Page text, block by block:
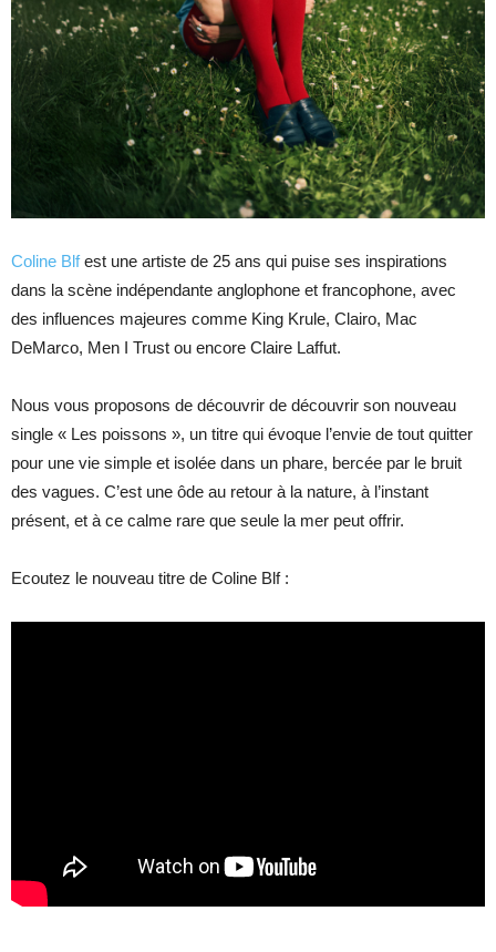
Coline Blfest une artiste de 25 ans qui puise ses inspirations
dans la scène indépendante anglophone et francophone, avec
des influences majeures comme King Krule, Clairo, Mac
DeMarco, Men I Trust ou encore Claire Laffut.
Nous vous proposons de découvrir de découvrir son nouveau
single « Les poissons », un titre qui évoque l’envie de tout quitter
pour une vie simple et isolée dans un phare, bercée par le bruit
des vagues. C’est une ôde au retour à la nature, à l’instant
présent, et à ce calme rare que seule la mer peut offrir.
Ecoutez le nouveau titre de Coline Blf :